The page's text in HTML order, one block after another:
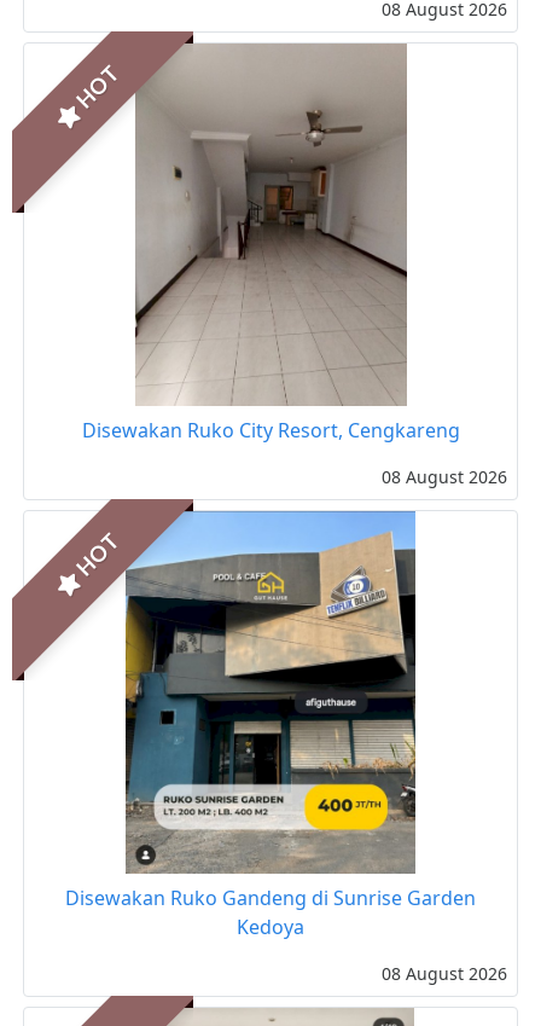
08 August 2026
HOT
Disewakan Ruko City Resort, Cengkareng
08 August 2026
HOT
Disewakan Ruko Gandeng di Sunrise Garden
Kedoya
08 August 2026